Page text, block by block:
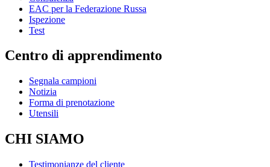
EAC per la Federazione Russa
Ispezione
Test
Centro di apprendimento
Segnala campioni
Notizia
Forma di prenotazione
Utensili
CHI SIAMO
Testimonianze del cliente